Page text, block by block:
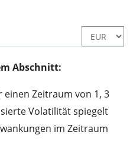
Abschnitt:
einen Zeitraum von 1, 3
Volatilität spiegelt
im Zeitraum